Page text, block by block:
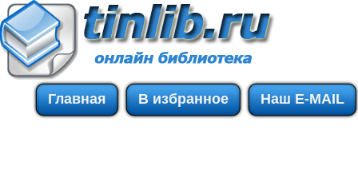
Главная В избранное Наш E-MAIL